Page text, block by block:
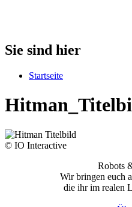
Sie sind hier
Startseite
© IO Interactive
Robots
Wir bringen euch
die ihr im realen